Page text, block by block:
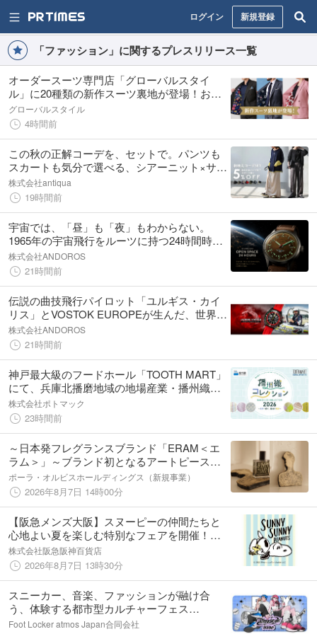
ログイン 新規登録
「ファッション」に関するプレスリリース一覧
オーダースーツ専門店「グローバルスタイ
ル」に20種類の新作スーツ裏地が登場！おし
ゃれな花柄・サッカーボール・フラミンゴ・
虎・フラガール・リゾート柄など豊富！
グローバルスタイル
4時間前
この秋の正解コーデを、セットで。パンツも
スカートも気分で選べる、シアーニット×サテ
ンボトムの「秋映えコーデSET」が登場
株式会社antiqua
19時間前
宇宙では、「昼」も「夜」もわからない。
1965年の宇宙飛行をルーツに持つ24時間時計
が復活 -人類位史上初の宇宙時計シュトゥル
マンスキー
株式会社ANDOROS
21時間前
伝説の曲技飛行パイロット「ユルギス・カイ
リス」とVOSTOK EUROPEが生んだ、世界限
定500本のクロノグラフ
株式会社ANDOROS
21時間前
神戸最大級のフードホール「TOOTH MART」
にて、兵庫北播磨地域の地場産業・播州織の
ファッションイベント『播州織コレクション
2026』を8/23（日）開催！
株式会社ポトマック
23時間前
～日本発フレグランスブランド「ERAM＜エ
ラム＞」～ブランド初となるアートピースを
JAPAN EDITION銀座店にて限定展開
ポーラ・オルビスホールディングス（新規事業）
2026年8月7日 14時00分
【阪急メンズ大阪】スヌーピーの仲間たちと
心地よい夏を楽しむ特別なフェアを開催！
「SUNNY SUNNY PEANUTS in HANKYU
MEN'S OSAKA」
株式会社阪急阪神百貨店
2026年8月7日 13時30分
スニーカー、音楽、ファッションが融け合
う、体験する都市型カルチャーフェス
『atmoscon 2026』10/31(土)・11/1(日)新宿住
Foot Locker atmos Japan合同会社